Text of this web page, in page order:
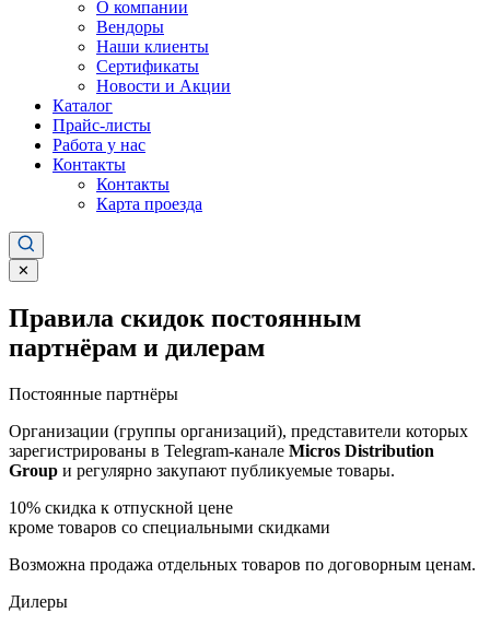
О компании
Вендоры
Наши клиенты
Сертификаты
Новости и Акции
Каталог
Прайс-листы
Работа у нас
Контакты
Контакты
Карта проезда
✕
Правила скидок постоянным
партнёрам и дилерам
Постоянные партнёры
Организации (группы организаций), представители которых
зарегистрированы в Telegram-канале Micros Distribution
Group и регулярно закупают публикуемые товары.
10% скидка к отпускной цене
кроме товаров со специальными скидками
Возможна продажа отдельных товаров по договорным ценам.
Дилеры